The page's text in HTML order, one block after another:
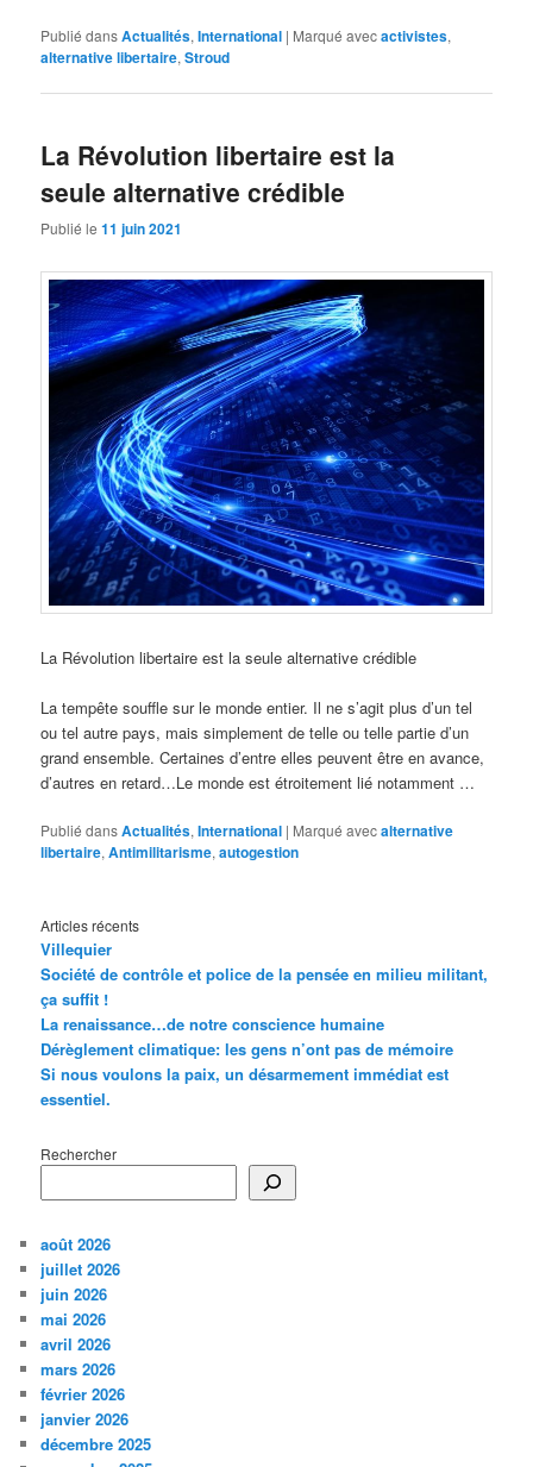
Publié dansActualités,International | Marqué avecactivistes,
alternative libertaire,Stroud
La Révolution libertaire est la
seule alternative crédible
Publié le11 juin 2021
La Révolution libertaire est la seule alternative crédible
La tempête souffle sur le monde entier. Il ne s’agit plus d’un tel
ou tel autre pays, mais simplement de telle ou telle partie d’un
grand ensemble. Certaines d’entre elles peuvent être en avance,
d’autres en retard…Le monde est étroitement lié notamment …
Publié dansActualités,International | Marqué avecalternative
libertaire,Antimilitarisme,autogestion
Articles récents
Villequier
Société de contrôle et police de la pensée en milieu militant,
ça suffit !
La renaissance…de notre conscience humaine
Dérèglement climatique: les gens n’ont pas de mémoire
Si nous voulons la paix, un désarmement immédiat est
essentiel.
Rechercher
août 2026
juillet 2026
juin 2026
mai 2026
avril 2026
mars 2026
février 2026
janvier 2026
décembre 2025